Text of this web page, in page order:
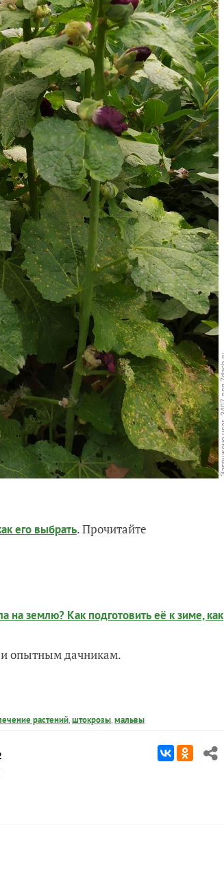
его выбрать. Прочитайте
землю? Как подготовить её к зиме, как
и опытным дачникам.
растений,штокрозы,мальвы